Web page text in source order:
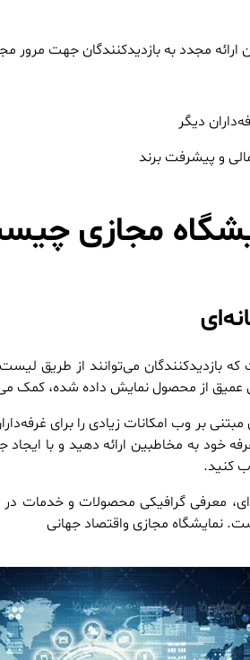
ارائه مجدد به بازدیدکنندگان جهت مرور
دیگر
و پیشرفت برند
مجازی
که ‌بازدیدکنندگان می‌توانند از طریق
عمیق از محصول نمایش داده شده، کمک
بر وب امکانات زیادی را برای
به مخاطبین ارائه دهید و با ایجاد
کنید.
معرفی گرافیکی محصولات و خدمات
نمایشگاه مجازی واقتصاد جهانی